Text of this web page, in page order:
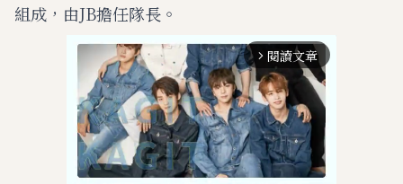
組成，由JB擔任隊長。
arrow_forward_ios 閱讀文章